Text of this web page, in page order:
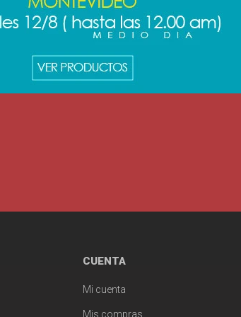
CUENTA
Mi cuenta
Mis compras